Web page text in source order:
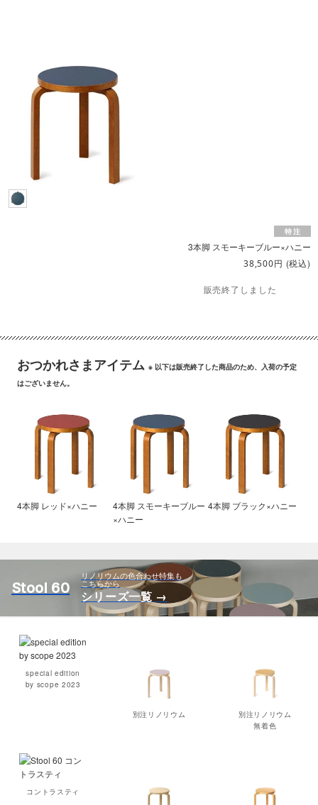
3本脚 スモーキーブルー×ハニー
38,500円 (税込)
販売終了しました
おつかれさまアイテム ※ 以下は販売終了した商品のため、入荷の予定
はございません。
4本脚 レッド×ハニー
4本脚 スモーキーブルー
×ハニー
4本脚 ブラック×ハニー
Stool 60
リノリウムの色合わせ特集も
こちらから
シリーズ一覧
special edition
by scope 2023
別注リノリウム
別注リノリウム
無着色
コントラスティ